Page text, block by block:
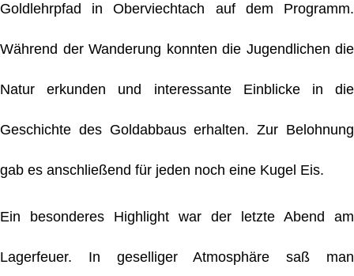
Goldlehrpfad in Oberviechtach auf dem Programm.
Während der Wanderung konnten die Jugendlichen die
Natur erkunden und interessante Einblicke in die
Geschichte des Goldabbaus erhalten. Zur Belohnung
gab es anschließend für jeden noch eine Kugel Eis.
Ein besonderes Highlight war der letzte Abend am
Lagerfeuer. In geselliger Atmosphäre saß man